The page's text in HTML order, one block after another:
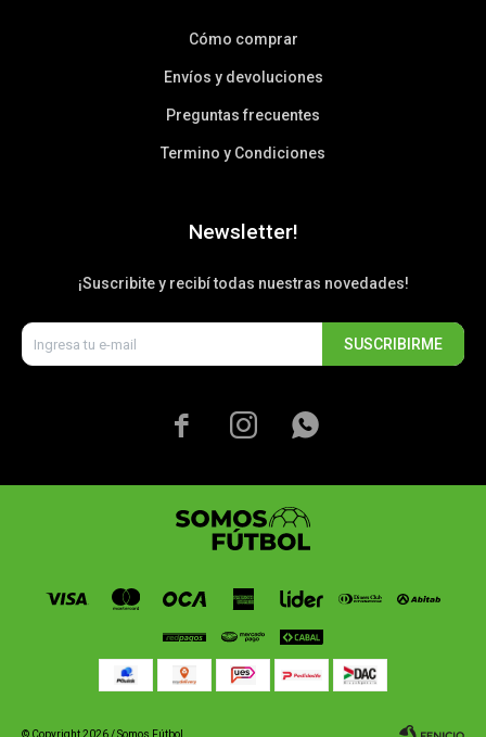
Cómo comprar
Envíos y devoluciones
Preguntas frecuentes
Termino y Condiciones
Newsletter!
¡Suscribite y recibí todas nuestras novedades!
SUSCRIBIRME
  
© Copyright 2026 / Somos Fútbol